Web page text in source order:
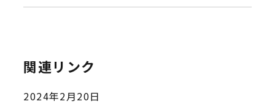
関連リンク
2024年2月20日